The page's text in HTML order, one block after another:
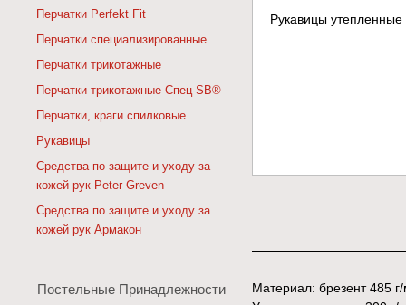
Перчатки Perfekt Fit
Перчатки специализированные
Перчатки трикотажные
Перчатки трикотажные Спец-SB®
Перчатки, краги спилковые
Рукавицы
Средства по защите и уходу за
кожей рук Peter Greven
Средства по защите и уходу за
кожей рук Армакон
Постельные Принадлежности
Материал: брезент 485